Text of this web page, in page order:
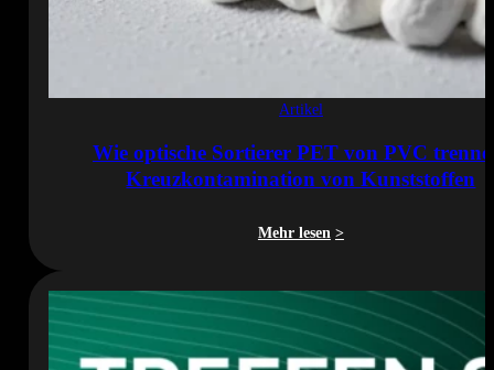
Artikel
Wie optische Sortierer PET von PVC
Kreuzkontamination von Kunststoffen
Mehr lesen